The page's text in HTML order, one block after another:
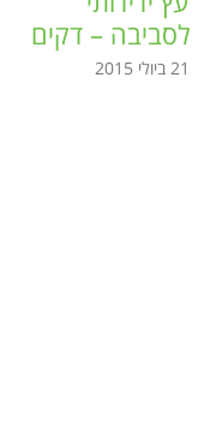
לסביבה – דקים
21 ביולי 2015